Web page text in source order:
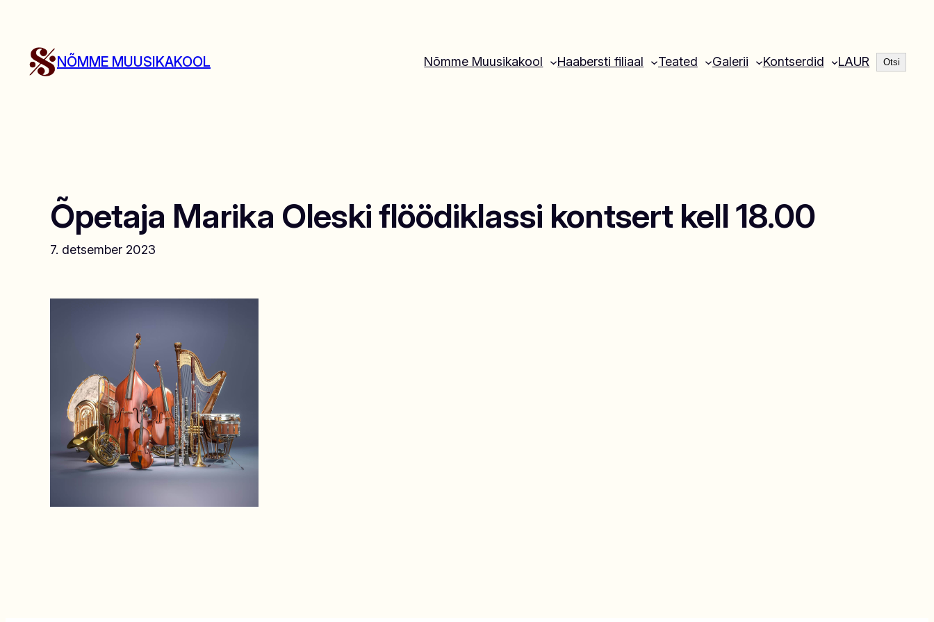
juurde
NÕMME MUUSIKAKOOL Nõmme Muusikakool Haabersti filiaal Teated Galerii Kontserdid LAUR Otsi
Otsi
Õpetaja Marika Oleski flöödiklassi kontsert kell 18.00
7. detsember 2023